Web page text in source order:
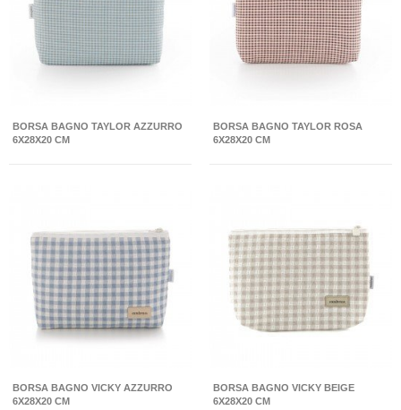
BORSA BAGNO TAYLOR AZZURRO
6X28X20 CM
BORSA BAGNO TAYLOR ROSA
6X28X20 CM
BORSA BAGNO VICKY AZZURRO
6X28X20 CM
BORSA BAGNO VICKY BEIGE
6X28X20 CM